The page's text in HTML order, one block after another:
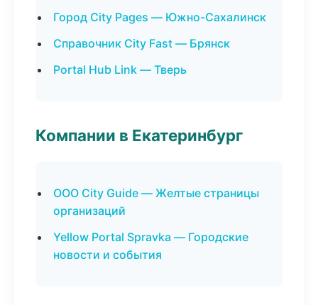
Город City Pages — Южно-Сахалинск
Справочник City Fast — Брянск
Portal Hub Link — Тверь
Компании в Екатеринбург
ООО City Guide — Желтые страницы
организаций
Yellow Portal Spravka — Городские
новости и события